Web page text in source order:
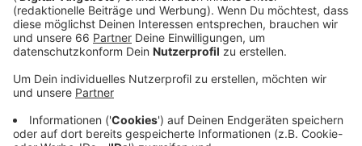
Anzeige
Anzeige